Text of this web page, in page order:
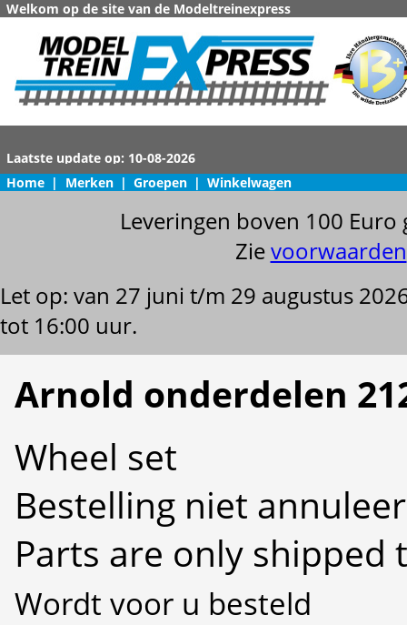
Welkom op de site van de Modeltreinexpress
Home | Merken | Groepen | Winkelwagen
Leveringen boven 100
Zievoorwaarden
Let op: van 27 juni t/m 29 augustus
tot 16:00 uur.
Arnold onderdelen
Wheel set
Bestelling niet
Parts are only shipped
Wordt voor u besteld